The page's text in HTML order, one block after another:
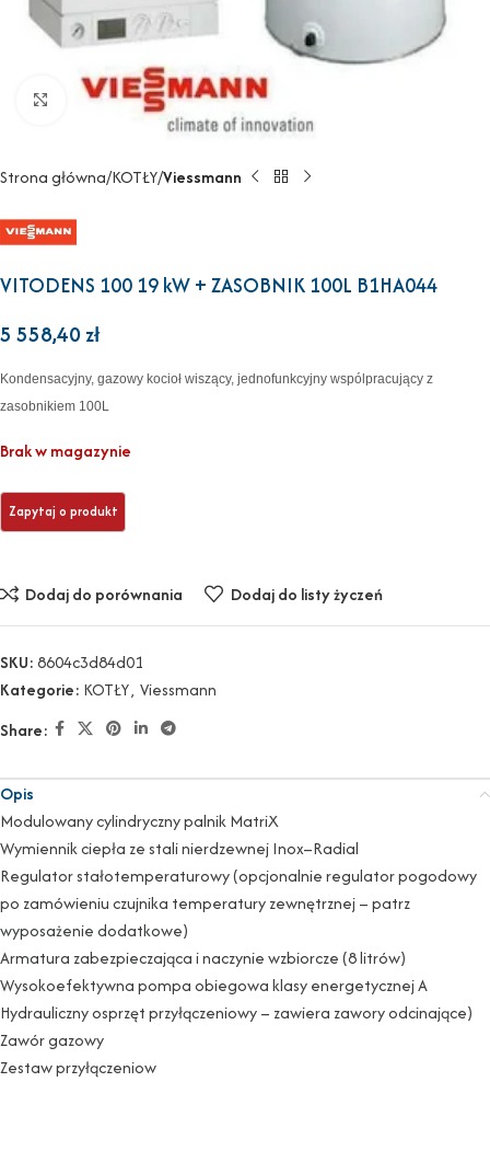
Powiększ
Strona główna KOTŁY Viessmann
VITODENS 100 19 kW + ZASOBNIK 100L B1HA044
5 558,40zł
Kondensacyjny, gazowy kocioł wiszący, jednofunkcyjny wspólpracujący z
zasobnikiem 100L
Brak w magazynie
Dodaj do porównania Dodaj do listy życzeń
SKU:8604c3d84d01
Kategorie: KOTŁY, Viessmann
Share:
Opis
Modulowany cylindryczny palnik MatriX
Wymiennik ciepła ze stali nierdzewnej Inox–Radial
Regulator stałotemperaturowy (opcjonalnie regulator pogodowy
po zamówieniu czujnika temperatury zewnętrznej – patrz
wyposażenie dodatkowe)
Armatura zabezpieczająca i naczynie wzbiorcze (8 litrów)
Wysokoefektywna pompa obiegowa klasy energetycznej A
Hydrauliczny osprzęt przyłączeniowy – zawiera zawory odcinające)
Zawór gazowy
Zestaw przyłączeniow